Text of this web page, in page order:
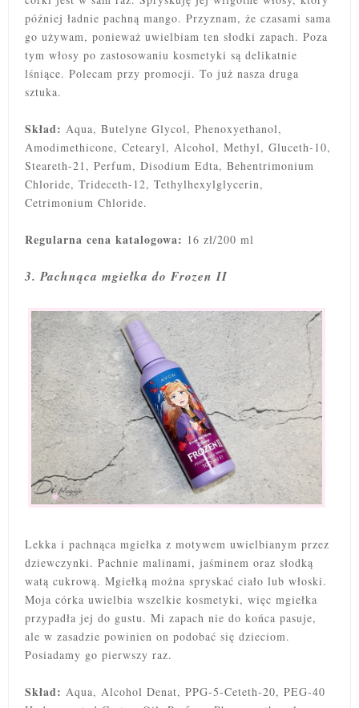
później ładnie pachną mango. Przyznam, że czasami sama
go używam, ponieważ uwielbiam ten słodki zapach. Poza
tym włosy po zastosowaniu kosmetyki są delikatnie
lśniące. Polecam przy promocji. To już nasza druga
sztuka.
Skład: Aqua, Butelyne Glycol, Phenoxyethanol,
Amodimethicone, Cetearyl, Alcohol, Methyl, Gluceth-10,
Steareth-21, Perfum, Disodium Edta, Behentrimonium
Chloride, Trideceth-12, Tethylhexylglycerin,
Cetrimonium Chloride.
Regularna cena katalogowa: 16 zł/200 ml
3. Pachnąca mgiełka do Frozen II
Lekka i pachnąca mgiełka z motywem uwielbianym przez
dziewczynki. Pachnie malinami, jaśminem oraz słodką
watą cukrową. Mgiełką można spryskać ciało lub włoski.
Moja córka uwielbia wszelkie kosmetyki, więc mgiełka
przypadła jej do gustu. Mi zapach nie do końca pasuje,
ale w zasadzie powinien on podobać się dzieciom.
Posiadamy go pierwszy raz.
Skład: Aqua, Alcohol Denat, PPG-5-Ceteth-20, PEG-40